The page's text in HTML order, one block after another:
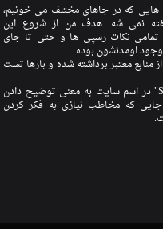
هایی که در جاهای مختلف می خونیم،
نمی شه. هدف من از شروع این
نکات رسپی ها و حتی تا جای
اومدنشون بوده.
منابع معتبر برداشته شده و بارها تست
کلمه "Spoon-feed" در اسم سایت به معنی توضیح دادن
جایی که مخاطب نیازی به فکر کردن